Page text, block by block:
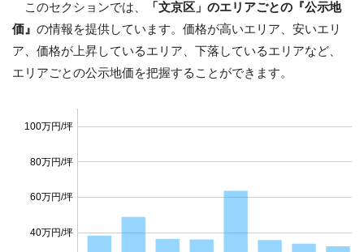
このセクションでは、
「文京区」のエリアごとの『公示地
価』 の情報を提供しています。価格が高いエリア、安いエリ
ア、価格が上昇しているエリア、下落しているエリアなど、
エリアごとの公示地価を把握することができます。
40万円/坪
60万円/坪
80万円/坪
100万円/坪